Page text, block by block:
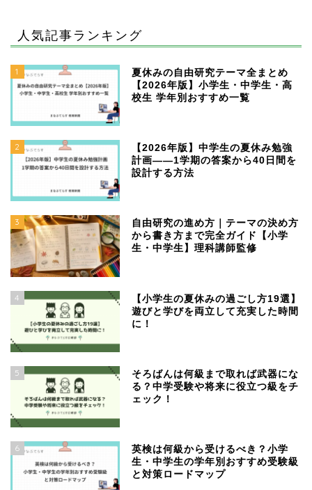
人気記事ランキング
1
夏休みの自由研究テーマ全まとめ
【2026年版】小学生・中学生・高
校生 学年別おすすめ一覧
2
【2026年版】中学生の夏休み勉強
計画——1学期の答案から40日間を
設計する方法
3
自由研究の進め方｜テーマの決め方
から書き方まで完全ガイド【小学
生・中学生】理科講師監修
4
【小学生の夏休みの過ごし方19選】
遊びと学びを両立して充実した時間
に！
5
そろばんは何級まで取れば武器にな
る？中学受験や将来に役立つ級をチ
ェック！
6
英検は何級から受けるべき？小学
生・中学生の学年別おすすめ受験級
と対策ロードマップ